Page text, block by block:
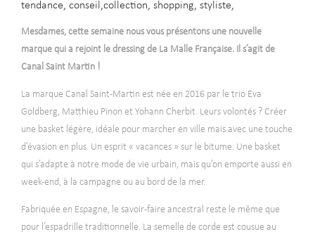
Mesdames, cette semaine nous vous présentons une nouvelle
marque qui a rejoint le dressing de La Malle Française. Il s’agit de
Canal Saint Martin !
La marque Canal Saint-Martin est née en 2016 par le trio Eva
Goldberg, Matthieu Pinon et Yohann Cherbit. Leurs volontés ? Créer
une basket légère, idéale pour marcher en ville mais avec une touche
d’évasion en plus. Un esprit « vacances » sur le bitume. Une basket
qui s’adapte à notre mode de vie urbain, mais qu’on emporte aussi en
week-end, à la campagne ou au bord de la mer.
Fabriquée en Espagne, le savoir-faire ancestral reste le même que
pour l’espadrille traditionnelle. La semelle de corde est cousue au